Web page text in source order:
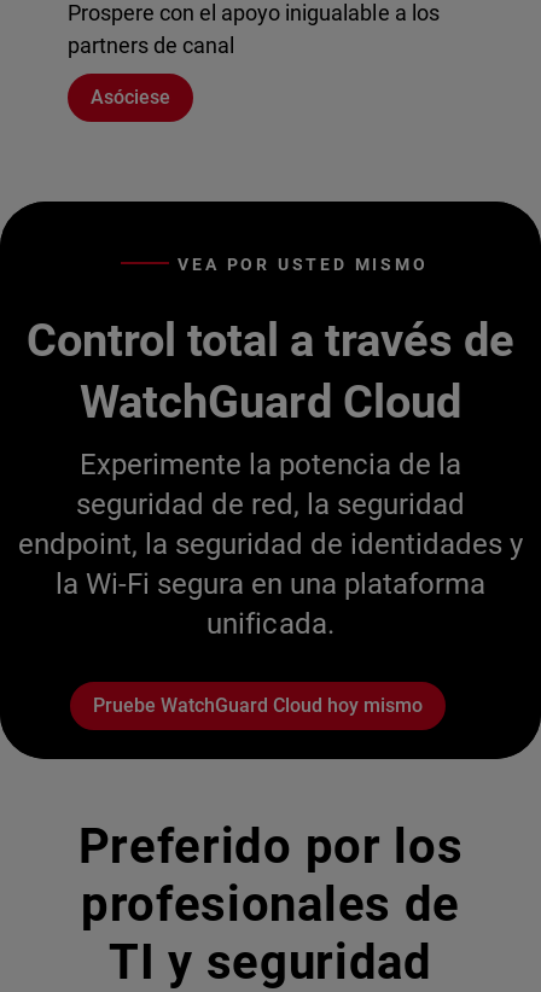
Prospere con el apoyo inigualable a los
partners de canal
Asóciese
VEA POR USTED MISMO
Control total a través de
WatchGuard Cloud
Experimente la potencia de la
seguridad de red, la seguridad
endpoint, la seguridad de identidades y
la Wi-Fi segura en una plataforma
unificada.
Pruebe WatchGuard Cloud hoy mismo
Preferido por los
profesionales de
TI y seguridad